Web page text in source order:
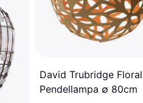
David Trubridge Floral
Pendellampa ∅ 80cm